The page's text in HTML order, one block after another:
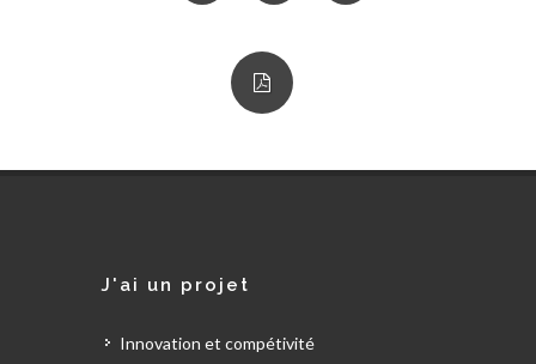
J'ai un projet
Innovation et compétivité